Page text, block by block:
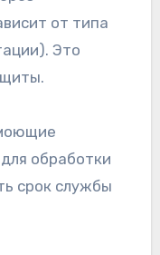
от типа
Это
обработки
срок службы